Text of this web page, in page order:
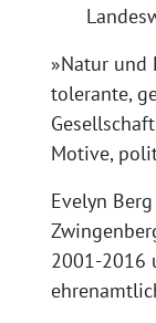
»Natur und
tolerante,
Motive,
Evelyn
2001-2016